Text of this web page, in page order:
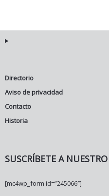
Directorio
Aviso de privacidad
Contacto
Historia
SUSCRÍBETE A
[mc4wp_form id=”245066″]